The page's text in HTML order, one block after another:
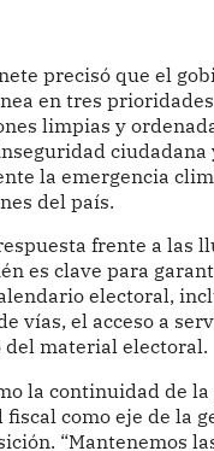
precisó que el
en tres
limpias y
ciudadana
la emergencia
del país.
frente a las
es clave para
electoral,
vías, el acceso a
material electoral.
la continuidad de
como eje de la
“Mantenemos